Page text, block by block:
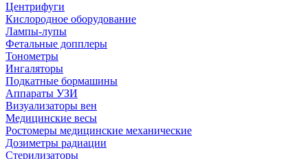
Центрифуги
Кислородное оборудование
Лампы-лупы
Фетальные допплеры
Тонометры
Ингаляторы
Подкатные бормашины
Аппараты УЗИ
Визуализаторы вен
Медицинские весы
Ростомеры медицинские механические
Дозиметры радиации
Стерилизаторы